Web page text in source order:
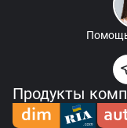
Продукты